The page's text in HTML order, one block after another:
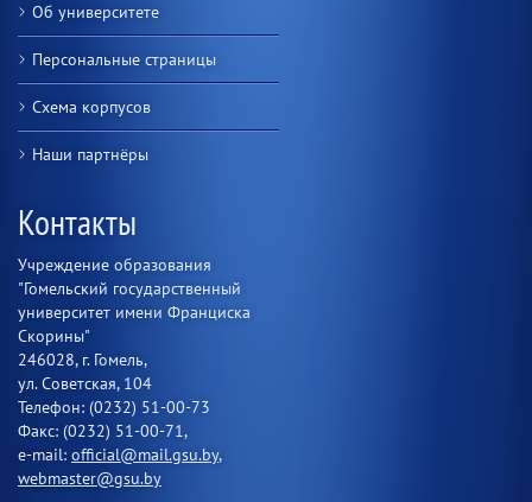
Об университете
Персональные страницы
Схема корпусов
Наши партнёры
Контакты
Учреждение образования
"Гомельский государственный
университет имени Франциска
Скорины"
246028, г. Гомель,
ул. Советская, 104
Телефон: (0232) 51-00-73
Факс: (0232) 51-00-71,
e-mail: official@mail.gsu.by,
webmaster@gsu.by